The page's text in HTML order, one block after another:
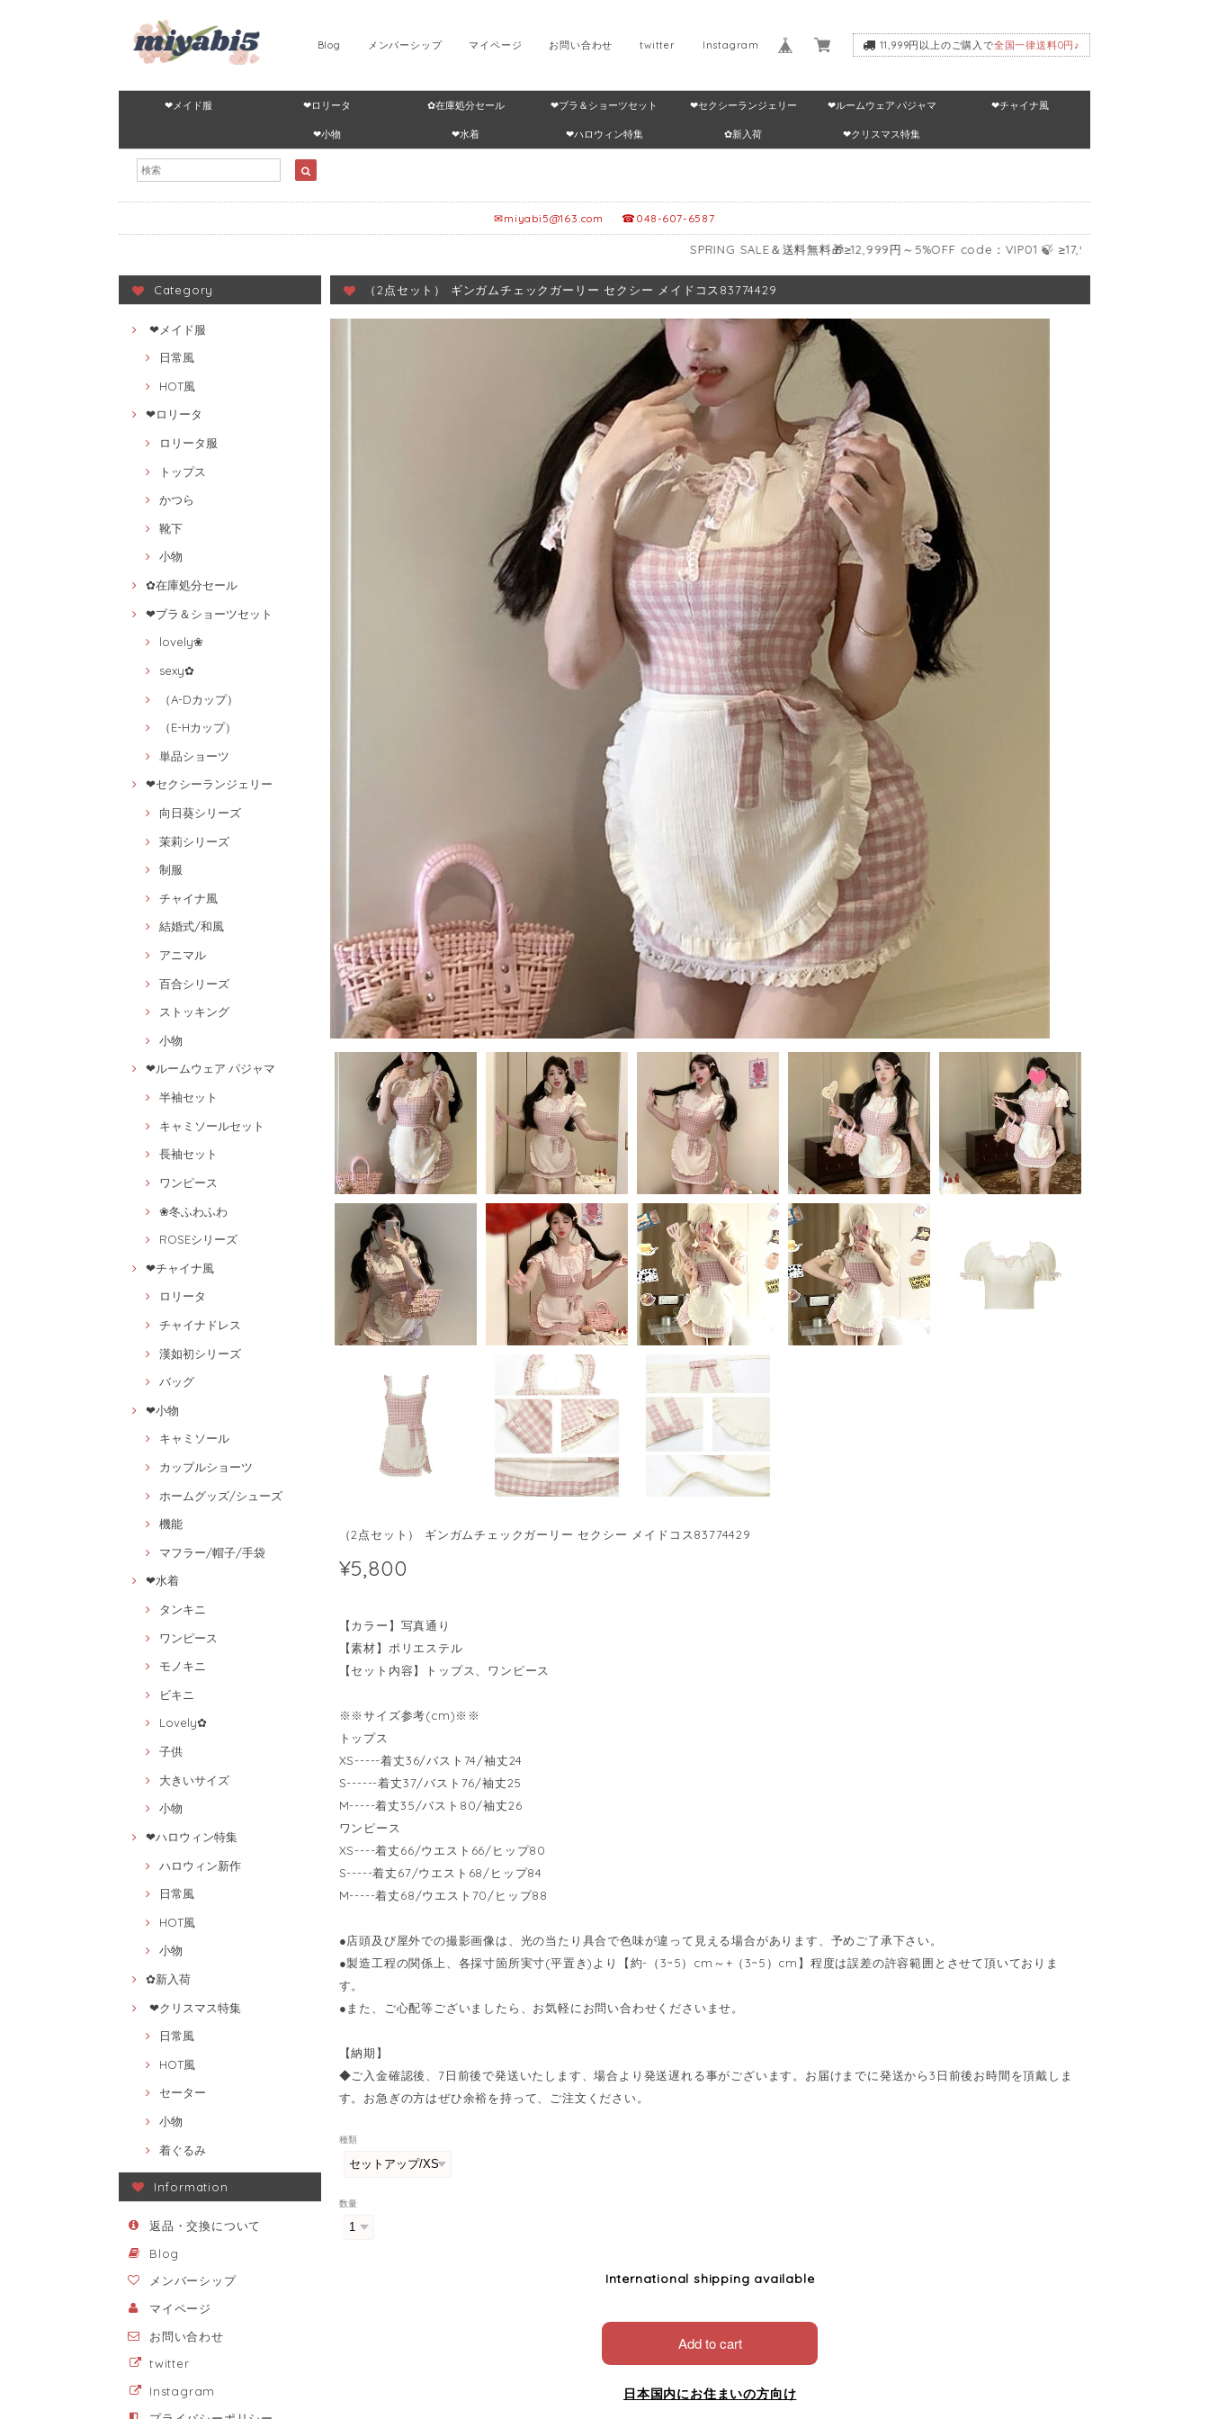
11,999円以上のご購入で全国一律送料0円♪
Instagram
twitter
お問い合わせ
マイページ
メンバーシップ
Blog
返品・交換について
Home
❤メイド服 ❤ロリータ ✿在庫処分セール ❤ブラ＆ショーツセット ❤セクシーランジェリー ❤ルームウェア·パジャマ ❤チャイナ風
❤小物 ❤水着 ❤ハロウィン特集 ✿新入荷 ❤クリスマス特集
✉miyabi5@163.com ☎048-607-6587
SPRING SALE＆送料無料🎁≥12,999円～5%OFF code：VIP01 🍃 ≥17,999円～10%OFF code：VIP02
Category
❤メイド服
日常風
HOT風
❤ロリータ
ロリータ服
トップス
かつら
靴下
小物
✿在庫処分セール
❤ブラ＆ショーツセット
lovely❀
sexy✿
（A-Dカップ）
（E-Hカップ）
単品ショーツ
❤セクシーランジェリー
向日葵シリーズ
茉莉シリーズ
制服
チャイナ風
結婚式/和風
アニマル
百合シリーズ
ストッキング
小物
❤ルームウェア·パジャマ
半袖セット
キャミソールセット
長袖セット
ワンピース
❀冬ふわふわ
ROSEシリーズ
❤チャイナ風
ロリータ
チャイナドレス
漢如初シリーズ
バッグ
❤小物
キャミソール
カップルショーツ
ホームグッズ/シューズ
機能
マフラー/帽子/手袋
❤水着
タンキニ
ワンピース
モノキニ
ビキニ
Lovely✿
子供
大きいサイズ
小物
❤ハロウィン特集
ハロウィン新作
日常風
HOT風
小物
✿新入荷
❤クリスマス特集
日常風
HOT風
セーター
小物
着ぐるみ
Information
返品・交換について
Blog
メンバーシップ
マイページ
お問い合わせ
twitter
Instagram
（2点セット） ギンガムチェックガーリー セクシー メイドコス83774429
（2点セット） ギンガムチェックガーリー セクシー メイドコス83774429
¥5,800
【カラー】写真通り
【素材】ポリエステル
【セット内容】トップス、ワンピース
※※サイズ参考(cm)※※
トップス
XS-----着丈36/バスト74/袖丈24
S------着丈37/バスト76/袖丈25
M-----着丈35/バスト80/袖丈26
ワンピース
XS----着丈66/ウエスト66/ヒップ80
S-----着丈67/ウエスト68/ヒップ84
M-----着丈68/ウエスト70/ヒップ88
●店頭及び屋外での撮影画像は、光の当たり具合で色味が違って見える場合があります、予めご了承下さい。
●製造工程の関係上、各採寸箇所実寸(平置き)より【約-（3~5）cm～+（3~5）cm】程度は誤差の許容範囲とさせて頂いておりま
す。
●また、ご心配等ございましたら、お気軽にお問い合わせくださいませ。
【納期】
◆ご入金確認後、7日前後で発送いたします、場合より発送遅れる事がございます。お届けまでに発送から3日前後お時間を頂戴しま
す。お急ぎの方はぜひ余裕を持って、ご注文ください。
種類
数量
International shipping available
Add to cart
日本国内にお住まいの方向け